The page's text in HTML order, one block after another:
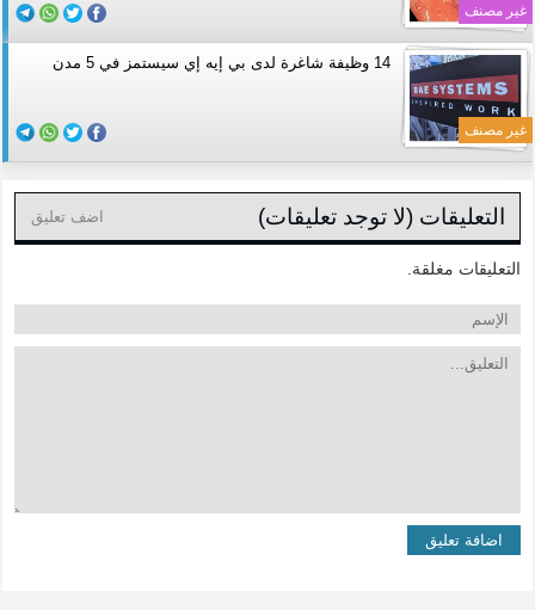
غير مصنف
غير مصنف
14 وظيفة شاغرة لدى بي إيه إي سيستمز في 5 مدن
التعليقات (لا توجد تعليقات) اضف تعليق
التعليقات مغلقة.